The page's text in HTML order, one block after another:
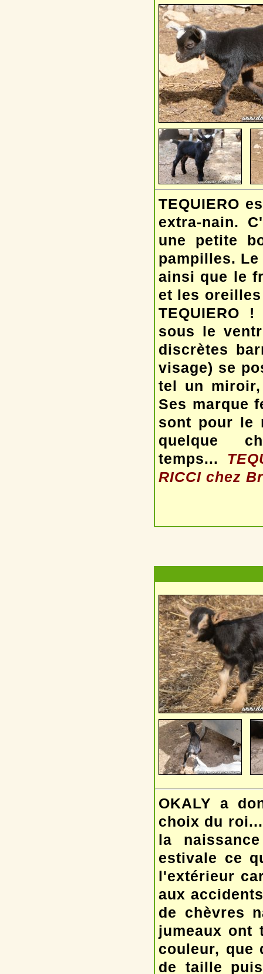
TEQUIERO
extra-nain.
une petite
pampilles.
ainsi que le
et les
TEQUIERO
sous le
discrètes
visage) se
tel un
Ses marque
sont pour le
quelque
temps...
RICCI chez
OKALY a
choix du
la
estivale ce
l'extérieur
aux
de chèvres
jumeaux ont
couleur, que
de taille